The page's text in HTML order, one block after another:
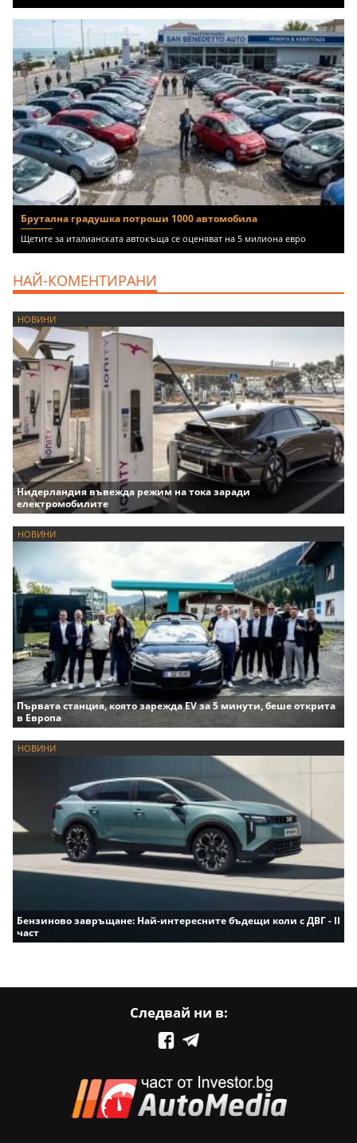
Брутална градушка потроши 1000 автомобила
Щетите за италианската автокъща се оценяват на 5 милиона евро
НАЙ-КОМЕНТИРАНИ
НОВИНИ
Нидерландия въвежда режим на тока заради
електромобилите
НОВИНИ
Първата станция, която зарежда EV за 5 минути, беше открита
в Европа
НОВИНИ
Бензиново завръщане: Най-интересните бъдещи коли с ДВГ - II
част
Следвай ни в: